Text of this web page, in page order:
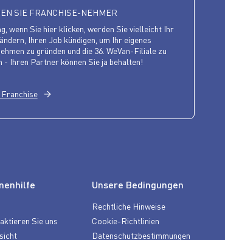
SIE FRANCHISE-NEHMER
wenn Sie hier klicken, werden Sie vielleicht Ihr
Ihren Job kündigen, um Ihr eigenes
zu gründen und die 36. WeVan-Filiale zu
- Ihren Partner können Sie ja behalten!
Franchise
Sie uns
Unsere Bedingungen
Rechtliche Hinweise
Cookie-Richtlinien
Datenschutzbestimmungen